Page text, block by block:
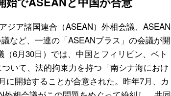
ジア諸国連合（ASEAN）外相会議、ASEAN
など、一連の「ASEANプラス」の会議が開
6月30日）では、中国とフィリピン、ベト
いて、法的拘束力を持つ「南シナ海におけ
に開始することが合意された。昨年7月、カ